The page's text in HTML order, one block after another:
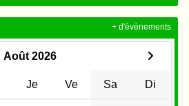
Août 2026
Je Ve Sa Di
+ d'évènements